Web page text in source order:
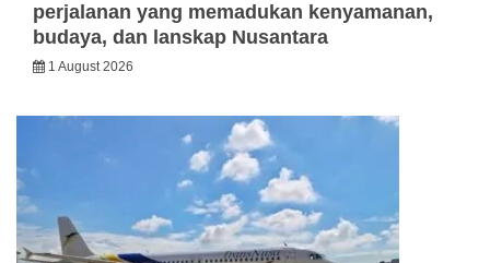
perjalanan yang memadukan kenyamanan,
budaya, dan lanskap Nusantara
1 August 2026